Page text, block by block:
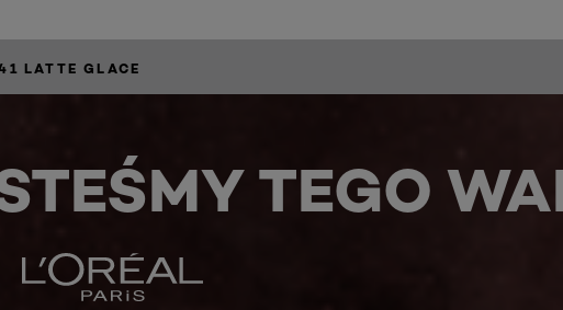
LATTE GLACE
TEGO